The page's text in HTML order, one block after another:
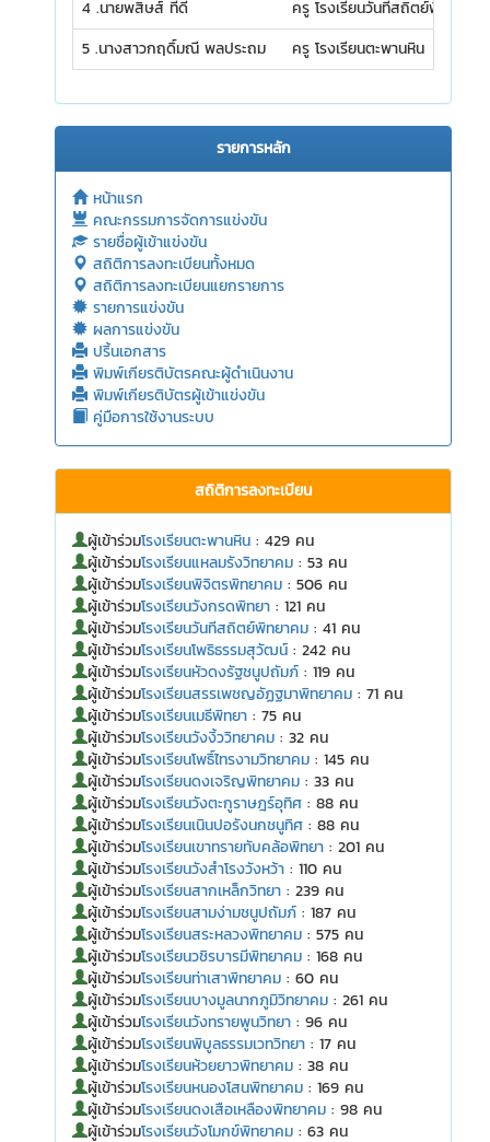
4 .นายพสิษส์ ทีดี
ครู โรงเรียนวันทีสถิตย์พิทยาคม
5 .นางสาวกฤดิ์มณี พลประถม
ครู โรงเรียนตะพานหิน
รายการหลัก
หน้าแรก
คณะกรรมการจัดการแข่งขัน
รายชื่อผู้เข้าแข่งขัน
สถิติการลงทะเบียนทั้งหมด
สถิติการลงทะเบียนแยกรายการ
รายการแข่งขัน
ผลการแข่งขัน
ปริ้นเอกสาร
พิมพ์เกียรติบัตรคณะผู้ดำเนินงาน
พิมพ์เกียรติบัตรผู้เข้าแข่งขัน
คู่มือการใช้งานระบบ
สถิติการลงทะเบียน
ผู้เข้าร่วมโรงเรียนตะพานหิน : 429 คน
ผู้เข้าร่วมโรงเรียนแหลมรังวิทยาคม : 53 คน
ผู้เข้าร่วมโรงเรียนพิจิตรพิทยาคม : 506 คน
ผู้เข้าร่วมโรงเรียนวังกรดพิทยา : 121 คน
ผู้เข้าร่วมโรงเรียนวันทีสถิตย์พิทยาคม : 41 คน
ผู้เข้าร่วมโรงเรียนโพธิธรรมสุวัฒน์ : 242 คน
ผู้เข้าร่วมโรงเรียนหัวดงรัฐชนูปถัมภ์ : 119 คน
ผู้เข้าร่วมโรงเรียนสรรเพชญอัฏฐมาพิทยาคม : 71 คน
ผู้เข้าร่วมโรงเรียนเมธีพิทยา : 75 คน
ผู้เข้าร่วมโรงเรียนวังงิ้ววิทยาคม : 32 คน
ผู้เข้าร่วมโรงเรียนโพธิ์ไทรงามวิทยาคม : 145 คน
ผู้เข้าร่วมโรงเรียนดงเจริญพิทยาคม : 33 คน
ผู้เข้าร่วมโรงเรียนวังตะกูราษฎร์อุทิศ : 88 คน
ผู้เข้าร่วมโรงเรียนเนินปอรังนกชนูทิศ : 88 คน
ผู้เข้าร่วมโรงเรียนเขาทรายทับคล้อพิทยา : 201 คน
ผู้เข้าร่วมโรงเรียนวังสำโรงวังหว้า : 110 คน
ผู้เข้าร่วมโรงเรียนสากเหล็กวิทยา : 239 คน
ผู้เข้าร่วมโรงเรียนสามง่ามชนูปถัมภ์ : 187 คน
ผู้เข้าร่วมโรงเรียนสระหลวงพิทยาคม : 575 คน
ผู้เข้าร่วมโรงเรียนวชิรบารมีพิทยาคม : 168 คน
ผู้เข้าร่วมโรงเรียนท่าเสาพิทยาคม : 60 คน
ผู้เข้าร่วมโรงเรียนบางมูลนากภูมิวิทยาคม : 261 คน
ผู้เข้าร่วมโรงเรียนวังทรายพูนวิทยา : 96 คน
ผู้เข้าร่วมโรงเรียนพิบูลธรรมเวทวิทยา : 17 คน
ผู้เข้าร่วมโรงเรียนห้วยยาวพิทยาคม : 38 คน
ผู้เข้าร่วมโรงเรียนหนองโสนพิทยาคม : 169 คน
ผู้เข้าร่วมโรงเรียนดงเสือเหลืองพิทยาคม : 98 คน
ผู้เข้าร่วมโรงเรียนวังโมกข์พิทยาคม : 63 คน